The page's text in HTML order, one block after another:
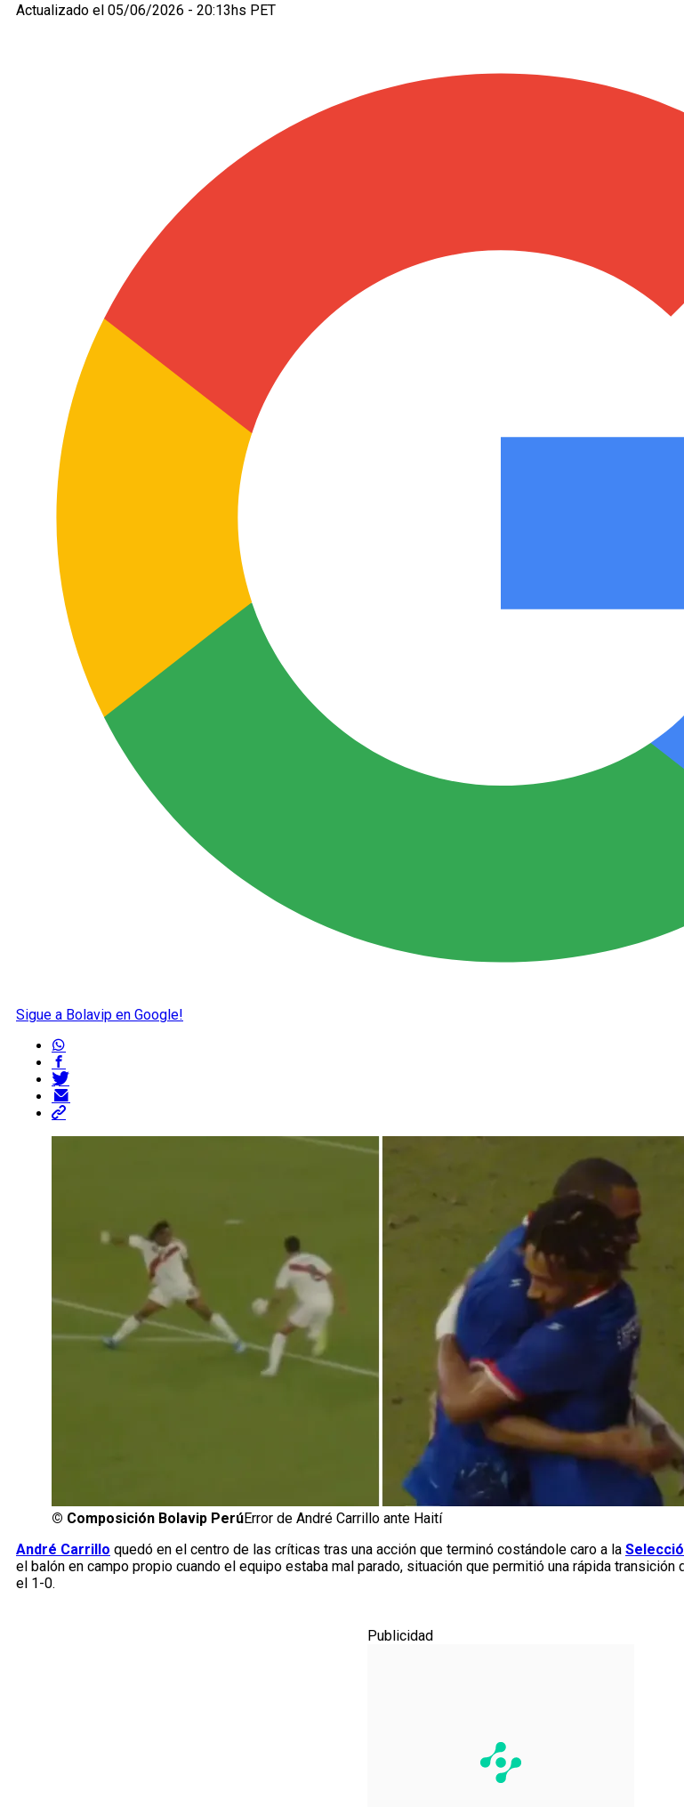
Actualizado el 05/06/2026 - 20:13hs PET
Sigue a Bolavip en Google!
© Composición Bolavip PerúError de André Carrillo ante Haití
André Carrillo quedó en el centro de las críticas tras una acción que terminó costándole caro a la
el balón en campo propio cuando el equipo estaba mal parado, situación que permitió una rápida transición
el 1-0.
Publicidad